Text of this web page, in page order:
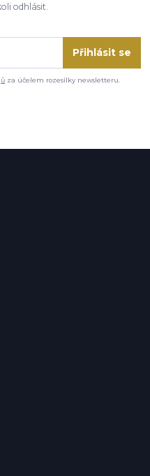
odhlásit.
Přihlásit se
za účelem rozesílky newsletteru.